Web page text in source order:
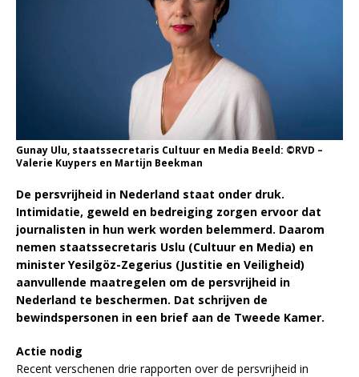
Gunay Ulu, staatssecretaris Cultuur en Media Beeld: ©RVD –
Valerie Kuypers en Martijn Beekman
De persvrijheid in Nederland staat onder druk.
Intimidatie, geweld en bedreiging zorgen ervoor dat
journalisten in hun werk worden belemmerd. Daarom
nemen staatssecretaris Uslu (Cultuur en Media) en
minister Yesilgöz-Zegerius (Justitie en Veiligheid)
aanvullende maatregelen om de persvrijheid in
Nederland te beschermen. Dat schrijven de
bewindspersonen in een brief aan de Tweede Kamer.
Actie nodig
Recent verschenen drie rapporten over de persvrijheid in